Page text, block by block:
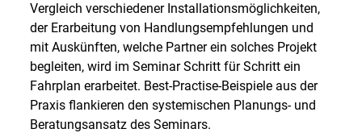
Vergleich verschiedener Installationsmöglichkeiten,
der Erarbeitung von Handlungsempfehlungen und
mit Auskünften, welche Partner ein solches Projekt
begleiten, wird im Seminar Schritt für Schritt ein
Fahrplan erarbeitet. Best-Practise-Beispiele aus der
Praxis flankieren den systemischen Planungs- und
Beratungsansatz des Seminars.